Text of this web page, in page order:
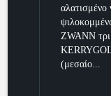
αλατισμένο
ZWANN
(μεσαίο...